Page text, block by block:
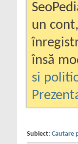
un
însă
si
Subiect: Cautare